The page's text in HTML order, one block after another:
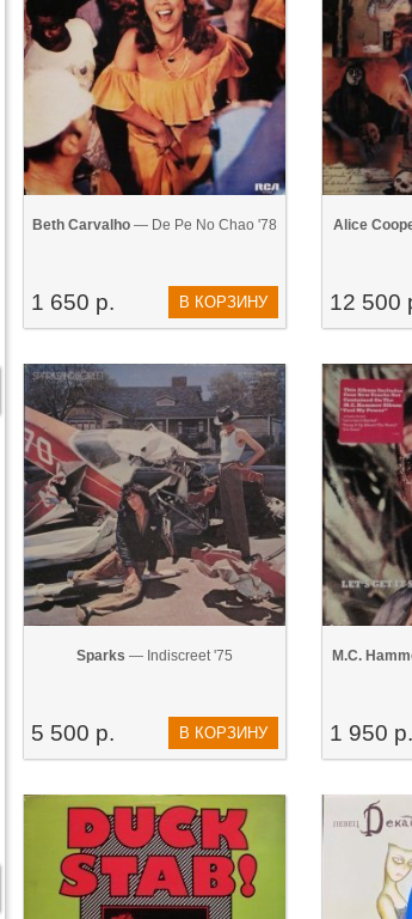
Beth Carvalho — De Pe No Chao '78
1 650 р. В КОРЗИНУ
Alice
12 500
Sparks — ‎Indiscreet '75
5 500 р. В КОРЗИНУ
M.C.
1 950 р.